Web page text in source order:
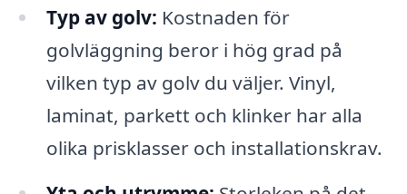
Typ av golv: Kostnaden för
golvläggning beror i hög grad på
vilken typ av golv du väljer. Vinyl,
laminat, parkett och klinker har alla
olika prisklasser och installationskrav.